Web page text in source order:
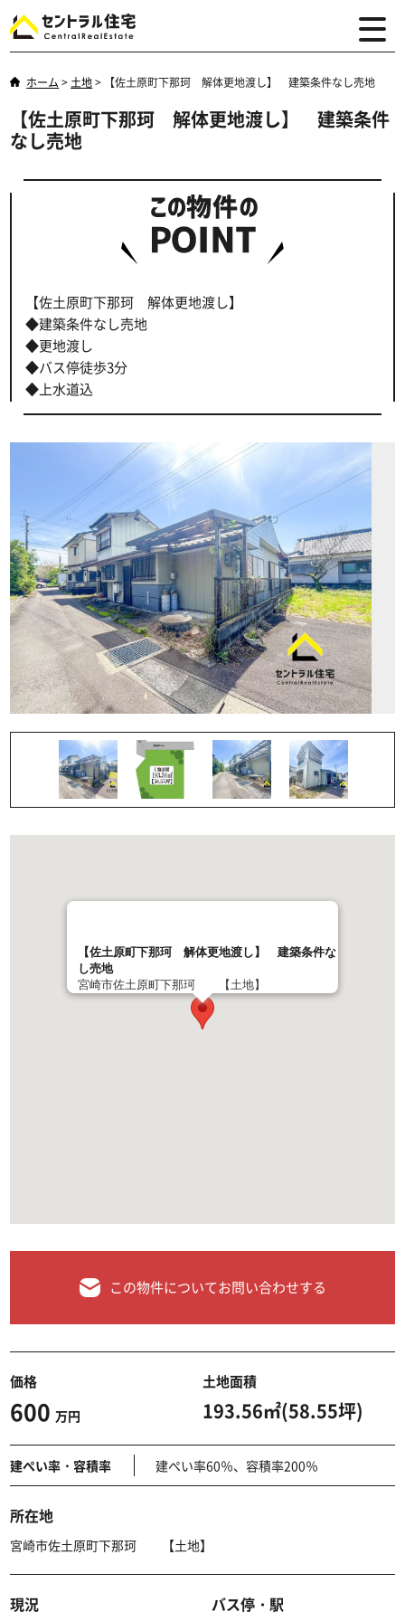
ホーム > 土地> 【佐土原町下那珂 解体更地渡し】 建築条件なし売地
【佐土原町下那珂 解体更地渡し】 建築条件
なし売地
【佐土原町下那珂 解体更地渡し】
◆建築条件なし売地
◆更地渡し
◆バス停徒歩3分
◆上水道込
【佐土原町下那珂 解体更地渡し】 建築条件な
し売地
宮崎市佐土原町下那珂 【土地】
この物件についてお問い合わせする
価格
600 万円
土地面積
193.56㎡(58.55坪)
建ぺい率・容積率 建ぺい率60％、容積率200％
所在地
宮崎市佐土原町下那珂 【土地】
現況 バス停・駅